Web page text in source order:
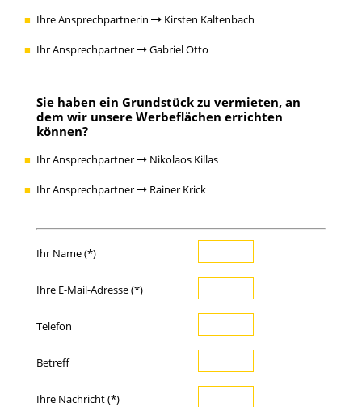
Ihre Ansprechpartnerin Kirsten Kaltenbach
Ihr Ansprechpartner Gabriel Otto
Sie haben ein Grundstück zu vermieten, an
dem wir unsere Werbeflächen errichten
können?
Ihr Ansprechpartner Nikolaos Killas
Ihr Ansprechpartner Rainer Krick
Ihr Name (*)
Ihre E-Mail-Adresse (*)
Telefon
Betreff
Ihre Nachricht (*)